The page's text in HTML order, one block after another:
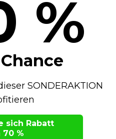
%
SONDERAKTION
sich Rabatt
70 %